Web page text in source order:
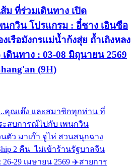
ที่ร่วมเดินทาง เปิด
กวิน โปรแกรม : อี๋ชาง เอินซือ
เรือมังกรแม่น้ำก้งสุ่ย ถ้ำเถิงหลง
ดินทาง : 03-08 มิถุนายน 2569
(9H)